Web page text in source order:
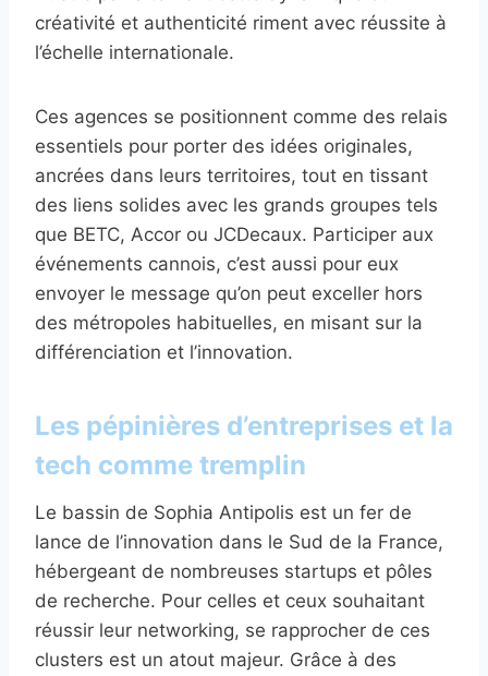
créativité et authenticité riment avec réussite à
l’échelle internationale.
Ces agences se positionnent comme des relais
essentiels pour porter des idées originales,
ancrées dans leurs territoires, tout en tissant
des liens solides avec les grands groupes tels
que BETC, Accor ou JCDecaux. Participer aux
événements cannois, c’est aussi pour eux
envoyer le message qu’on peut exceller hors
des métropoles habituelles, en misant sur la
différenciation et l’innovation.
Les pépinières d’entreprises et la
tech comme tremplin
Le bassin de Sophia Antipolis est un fer de
lance de l’innovation dans le Sud de la France,
hébergeant de nombreuses startups et pôles
de recherche. Pour celles et ceux souhaitant
réussir leur networking, se rapprocher de ces
clusters est un atout majeur. Grâce à des